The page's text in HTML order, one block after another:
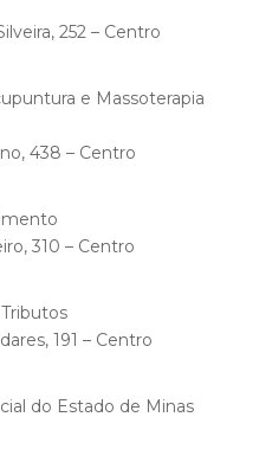
252 – Centro
e Massoterapia
438 – Centro
310 – Centro
191 – Centro
do Estado de Minas